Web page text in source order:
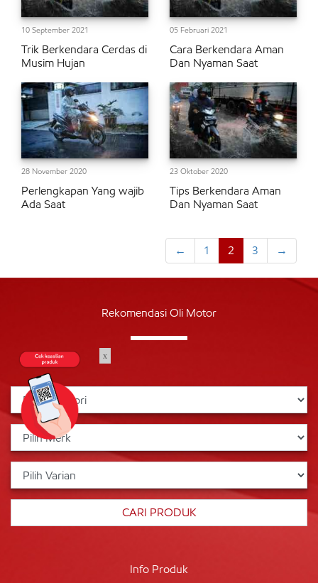
10 September 2021
Trik Berkendara Cerdas di
Musim Hujan
05 Februari 2021
Cara Berkendara Aman
Dan Nyaman Saat
28 November 2020
Perlengkapan Yang wajib
Ada Saat
23 Oktober 2020
Tips Berkendara Aman
Dan Nyaman Saat
← 1 2 3 →
Rekomendasi Oli Motor
Info Produk
x